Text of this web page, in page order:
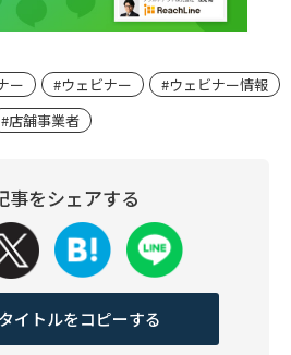
ー #ウェビナー
#ウェビナー情報
#店舗事業者
事をシェアする
イトルをコピーする